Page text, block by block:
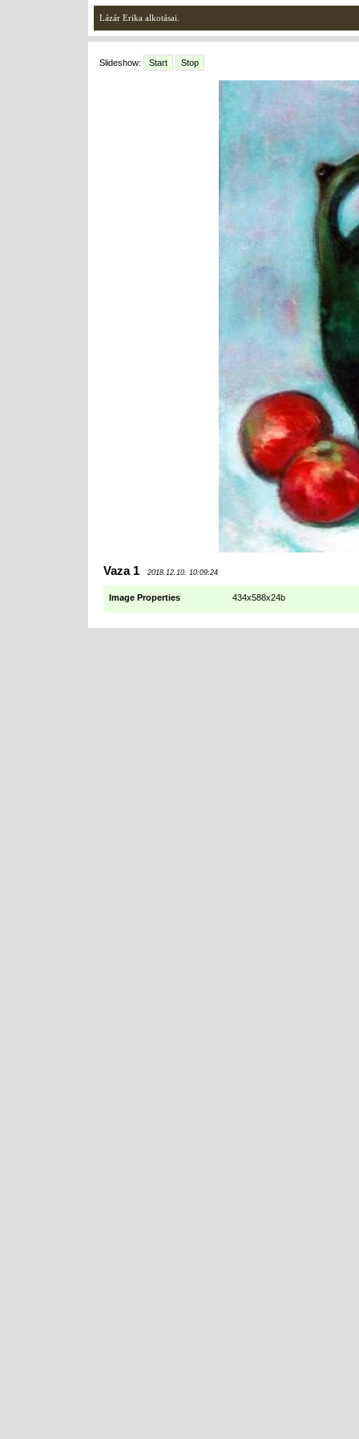
Lázár Erika alkotásai.
Slideshow: Start Stop
Vaza 1 2018.12.10. 10:09:24
Image Properties 434x588x24b